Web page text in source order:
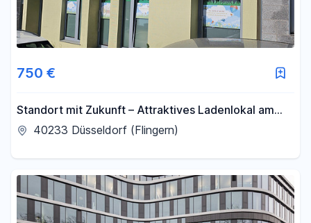
750 €
Standort mit Zukunft – Attraktives Ladenlokal am
Central Living ca. 80 m² günstige Miete
40233 Düsseldorf (Flingern)